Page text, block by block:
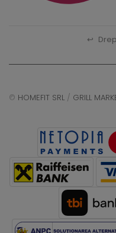
↩
© HOMEFIT SRL / GRILL